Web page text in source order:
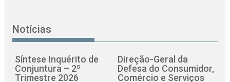
Notícias
Síntese Inquérito de
Conjuntura – 2º
Trimestre 2026
Direção-Geral da
Defesa do Consumidor,
Comércio e Serviços